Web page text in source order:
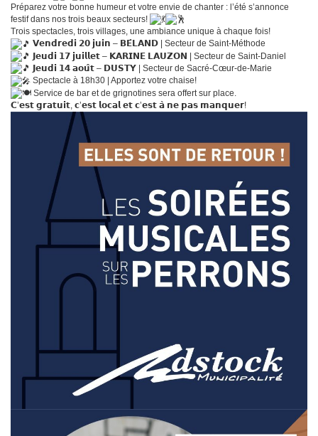
Préparez votre bonne humeur et votre envie de chanter : l’été s’annonce
festif dans nos trois beaux secteurs!
Trois spectacles, trois villages, une ambiance unique à chaque fois!
𝗩𝗲𝗻𝗱𝗿𝗲𝗱𝗶 𝟮𝟬 𝗷𝘂𝗶𝗻 – 𝗕𝗘́𝗟𝗔𝗡𝗗 | Secteur de Saint-Méthode
𝗝𝗲𝘂𝗱𝗶 𝟭𝟳 𝗷𝘂𝗶𝗹𝗹𝗲𝘁 – 𝗞𝗔𝗥𝗜𝗡𝗘 𝗟𝗔𝗨𝗭𝗢𝗡 | Secteur de Saint-Daniel
𝗝𝗲𝘂𝗱𝗶 𝟭𝟰 𝗮𝗼𝘂̂𝘁 – 𝗗𝗨𝗦𝗧𝗬 | Secteur de Sacré-Cœur-de-Marie
Spectacle à 18h30 | Apportez votre chaise!
Service de bar et de grignotines sera offert sur place.
𝗖’𝗲𝘀𝘁 𝗴𝗿𝗮𝘁𝘂𝗶𝘁, 𝗰’𝗲𝘀𝘁 𝗹𝗼𝗰𝗮𝗹 𝗲𝘁 𝗰’𝗲𝘀𝘁 𝗮̀ 𝗻𝗲 𝗽𝗮𝘀 𝗺𝗮𝗻𝗾𝘂𝗲𝗿!